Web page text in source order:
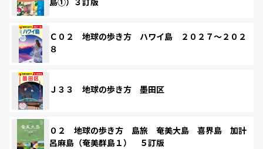
Ｃ０２ 地球の歩き方 ハワイ島 ２０２７～２０２
８
Ｊ３３ 地球の歩き方 墨田区
０２ 地球の歩き方 島旅 奄美大島 喜界島 加計
呂麻島（奄美群島１） ５訂版